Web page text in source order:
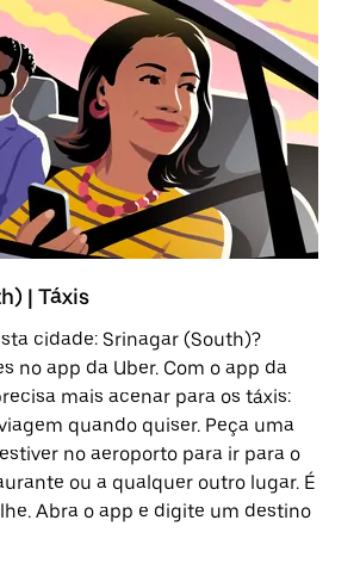
| Táxis
cidade: Srinagar (South)?
no app da Uber. Com o app da
mais acenar para os táxis:
quando quiser. Peça uma
no aeroporto para ir para o
ou a qualquer outro lugar. É
Abra o app e digite um destino